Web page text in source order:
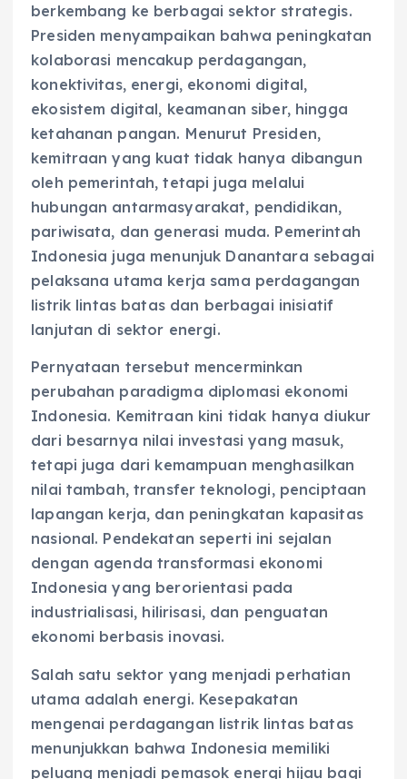
berkembang ke berbagai sektor strategis.
Presiden menyampaikan bahwa peningkatan
kolaborasi mencakup perdagangan,
konektivitas, energi, ekonomi digital,
ekosistem digital, keamanan siber, hingga
ketahanan pangan. Menurut Presiden,
kemitraan yang kuat tidak hanya dibangun
oleh pemerintah, tetapi juga melalui
hubungan antarmasyarakat, pendidikan,
pariwisata, dan generasi muda. Pemerintah
Indonesia juga menunjuk Danantara sebagai
pelaksana utama kerja sama perdagangan
listrik lintas batas dan berbagai inisiatif
lanjutan di sektor energi.
Pernyataan tersebut mencerminkan
perubahan paradigma diplomasi ekonomi
Indonesia. Kemitraan kini tidak hanya diukur
dari besarnya nilai investasi yang masuk,
tetapi juga dari kemampuan menghasilkan
nilai tambah, transfer teknologi, penciptaan
lapangan kerja, dan peningkatan kapasitas
nasional. Pendekatan seperti ini sejalan
dengan agenda transformasi ekonomi
Indonesia yang berorientasi pada
industrialisasi, hilirisasi, dan penguatan
ekonomi berbasis inovasi.
Salah satu sektor yang menjadi perhatian
utama adalah energi. Kesepakatan
mengenai perdagangan listrik lintas batas
menunjukkan bahwa Indonesia memiliki
peluang menjadi pemasok energi hijau bagi